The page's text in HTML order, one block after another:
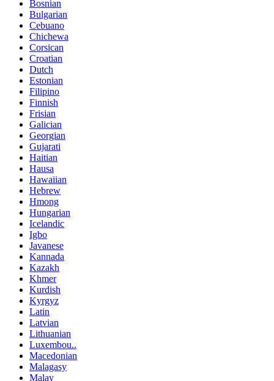
Bosnian
Bulgarian
Cebuano
Chichewa
Corsican
Croatian
Dutch
Estonian
Filipino
Finnish
Frisian
Galician
Georgian
Gujarati
Haitian
Hausa
Hawaiian
Hebrew
Hmong
Hungarian
Icelandic
Igbo
Javanese
Kannada
Kazakh
Khmer
Kurdish
Kyrgyz
Latin
Latvian
Lithuanian
Luxembou..
Macedonian
Malagasy
Malay